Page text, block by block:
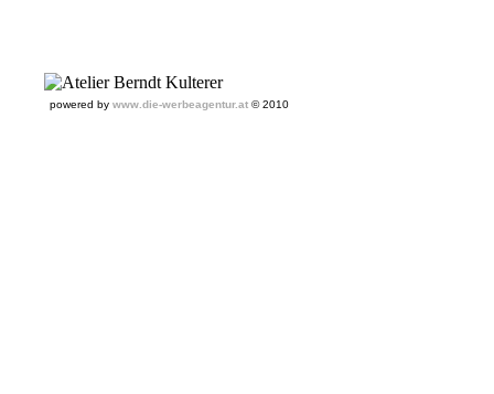
powered by www.die-werbeagentur.at © 2010